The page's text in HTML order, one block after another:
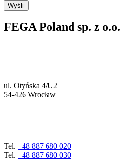
FEGA Poland sp. z o.o.
ul. Otyńska 4/U2
54-426 Wrocław
Tel. +48 887 680 020
Tel. +48 887 680 030